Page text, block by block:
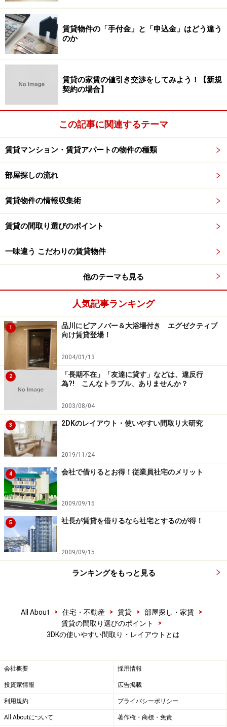
3部屋とDKの4スペースが配置されているタイプ。バルコ
ニー側に居室2部屋、反対側に2部屋あり、たいていはそ
ちらにダイニングキッチンがあります。この間取りは、
4.5畳の和室がありますが、専有面積が60平米くらいにな
ると、6畳の居室3部屋とDK6畳になり、さらに65平米程
度になると、DKがLDKの広さになります。
この間取りのメリットは、DKから各部屋が見やすいこ
と。小さな子供がいる場合、キッチンに立つお母さんか
ら室内が見渡せることは重要。逆に子供にとっても安心
できます。また、バルコニーに面した2部屋は、壁で分
いときに便利。
ためには、4.5畳の和室を必ず通らなければいけないこ
と。つまり、6畳の和室をリビングにすると4.5畳の和室
は頻繁に通ることになり、せっかく4.5畳もあるのに「単
なる通り道」になってしまうのです。和室2部屋をうま
くつなげて縦長のリビングとなるよう、家具やTVの配置
3DKの間取り2：「1部屋だけ独立」型
【B：3DK・52平米・独立
ダイニングキッチン（DK）を中心として、居室が分かれ
ているタイプ。離れている1部屋は、完全に独立してい
るため、納戸として活用することもできますが、乳幼児
や夜勤のある人が静かに眠る部屋として使うことができ
ます。特に、【B】のような間取りの場合、バルコニー
に面した2部屋が繋がっているため、2DKや1LDKと同じ
使い方ができるのが特徴です。
また、頻繁に泊り客がいる人にとっても、家の人に気を
部屋をゲストルームにしましょう。
【C】のような間取りの場合は、洋室2部屋が物入れで仕
切られていて、6畳の和室と5.5畳の洋室は独立した2部屋
として活用することもできるので、仕事部屋や書斎、子
DKが真ん中にあるとみんなが集まりやすい間取りになる
のが、このタイプの特徴です。
賃貸物件の「手付金」と「申込金」はどう違う
のか
賃貸の家賃の値引き交渉をしてみよう！【新規
契約の場合】
この記事に関連するテーマ
賃貸マンション・賃貸アパートの物件の種類
部屋探しの流れ
賃貸物件の情報収集術
賃貸の間取り選びのポイント
一味違う こだわりの賃貸物件
他のテーマも見る
人気記事ランキング
1
品川にピアノバー＆大浴場付き エグゼクティブ
向け賃貸登場！
2004/01/13
2
「長期不在」「友達に貸す」などは、違反行
為?! こんなトラブル、ありませんか？
2003/08/04
3 2DKのレイアウト・使いやすい間取り大研究
2019/11/24
4 会社で借りるとお得！従業員社宅のメリット
2009/09/15
5 社長が賃貸を借りるなら社宅とするのが得！
2009/09/15
ランキングをもっと見る
All About > 住宅・不動産 > 賃貸 > 部屋探し・家賃
>
賃貸の間取り選びのポイント
>
3DKの使いやすい間取り・レイアウトとは
会社概要 採用情報
投資家情報 広告掲載
利用規約 プライバシーポリシー
All Aboutについて 著作権・商標・免責